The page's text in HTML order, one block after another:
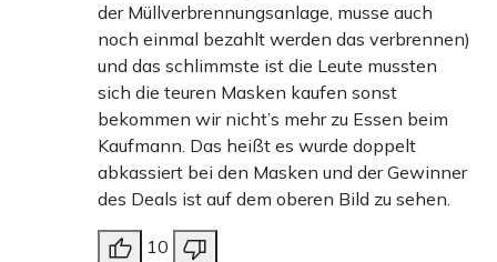
der Müllverbrennungsanlage, musse auch
noch einmal bezahlt werden das verbrennen)
und das schlimmste ist die Leute mussten
sich die teuren Masken kaufen sonst
bekommen wir nicht’s mehr zu Essen beim
Kaufmann. Das heißt es wurde doppelt
abkassiert bei den Masken und der Gewinner
des Deals ist auf dem oberen Bild zu sehen.
10